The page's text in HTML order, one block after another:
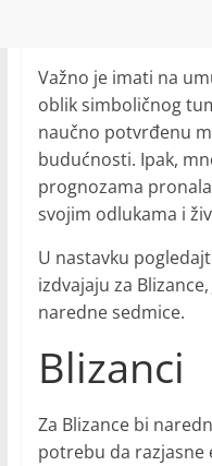
Važno je imati na
oblik simboličnog
naučno potvrđenu
budućnosti. Ipak,
prognozama
svojim odlukama i
U nastavku
izdvajaju za
naredne sedmice.
Blizanci
Za Blizance bi
potrebu da razjasne